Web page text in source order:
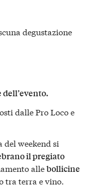
degustazione
dell’evento.
dalle Pro Loco e
del weekend si
il pregiato
allebollicine
tra terra e vino.